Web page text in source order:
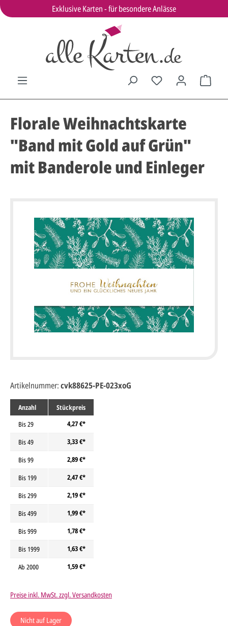
Exklusive Karten - für besondere Anlässe
Florale Weihnachtskarte
"Band mit Gold auf Grün"
mit Banderole und Einleger
Anzahl
Stückpreis
Bis29
4,27 €*
Bis49
3,33 €*
Bis99
2,89 €*
Bis 199
2,47 €*
Bis299
2,19 €*
Bis499
1,99 €*
Bis999
1,78 €*
Bis 1999
1,63 €*
Ab 2000 1,59 €*
Preise inkl. MwSt. zzgl. Versandkosten
Nicht auf Lager
Artikelnummer:cvk88625-PE-023xoG